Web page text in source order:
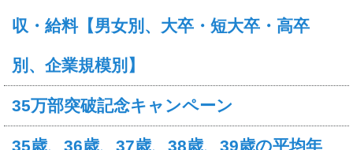
収・給料【男女別、大卒・短大卒・高卒
別、企業規模別】
35万部突破記念キャンペーン
35歳、36歳、37歳、38歳、39歳の平均年